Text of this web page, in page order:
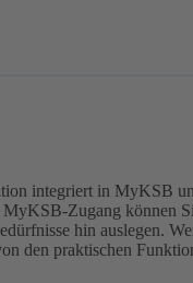
integriert in MyKSB
Zugang können
hin auslegen.
den praktischen